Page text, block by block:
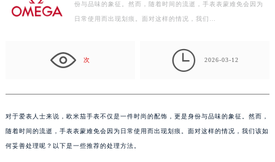
份与品味的象征。然而，随着时间的流逝，手表表蒙难免会因为
日常使用而出现划痕。面对这样的情况，我们…
次  2026-03-12
对于爱表人士来说，欧米茄手表不仅是一件时尚的配饰，更是身份与品味的象征。然而，
随着时间的流逝，手表表蒙难免会因为日常使用而出现划痕。面对这样的情况，我们该如
何妥善处理呢？以下是一些推荐的处理方法。